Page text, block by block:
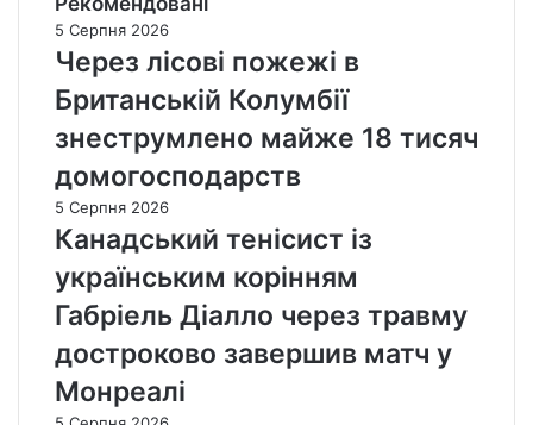
5 Серпня 2026
Через лісові пожежі в
Британській Колумбії
знеструмлено майже 18 тисяч
домогосподарств
5 Серпня 2026
Канадський тенісист із
українським корінням
Габріель Діалло через травму
достроково завершив матч у
Монреалі